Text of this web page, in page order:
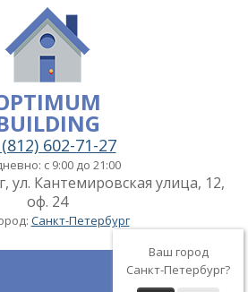
602-71-27
с 9:00 до 21:00
ул. Кантемировская улица, 12,
оф. 24
Санкт-Петербург
Ваш город
Санкт-Петербург?